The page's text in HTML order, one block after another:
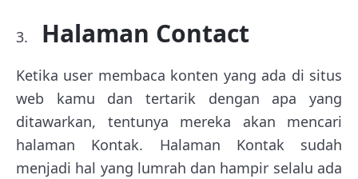
Halaman Contact
Ketika user membaca konten yang ada di situs
web kamu dan tertarik dengan apa yang
ditawarkan, tentunya mereka akan mencari
halaman Kontak. Halaman Kontak sudah
menjadi hal yang lumrah dan hampir selalu ada